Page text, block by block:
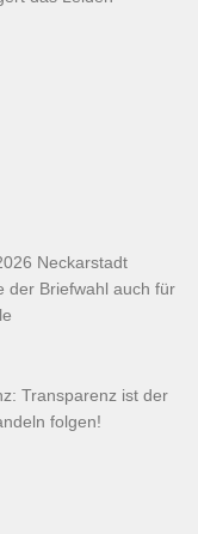
Neckarstadt
der Briefwahl auch für
Transparenz ist der
folgen!